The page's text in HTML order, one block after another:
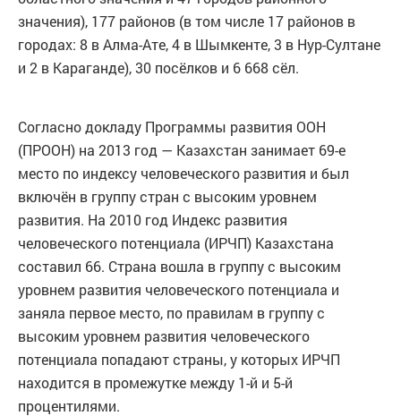
значения), 177 районов (в том числе 17 районов в
городах: 8 в Алма-Ате, 4 в Шымкенте, 3 в Нур-Султане
и 2 в Караганде), 30 посёлков и 6 668 сёл.
Согласно докладу Программы развития ООН
(ПРООН) на 2013 год — Казахстан занимает 69-е
место по индексу человеческого развития и был
включён в группу стран с высоким уровнем
развития. На 2010 год Индекс развития
человеческого потенциала (ИРЧП) Казахстана
составил 66. Страна вошла в группу с высоким
уровнем развития человеческого потенциала и
заняла первое место, по правилам в группу с
высоким уровнем развития человеческого
потенциала попадают страны, у которых ИРЧП
находится в промежутке между 1-й и 5-й
процентилями.